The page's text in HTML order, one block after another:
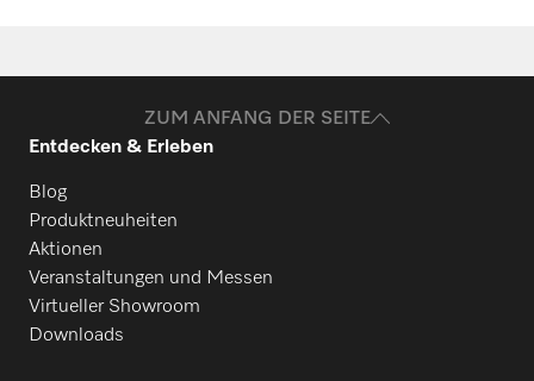
ZUM ANFANG DER SEITE
Entdecken & Erleben
Blog
Produktneuheiten
Aktionen
Veranstaltungen und Messen
Virtueller Showroom
Downloads